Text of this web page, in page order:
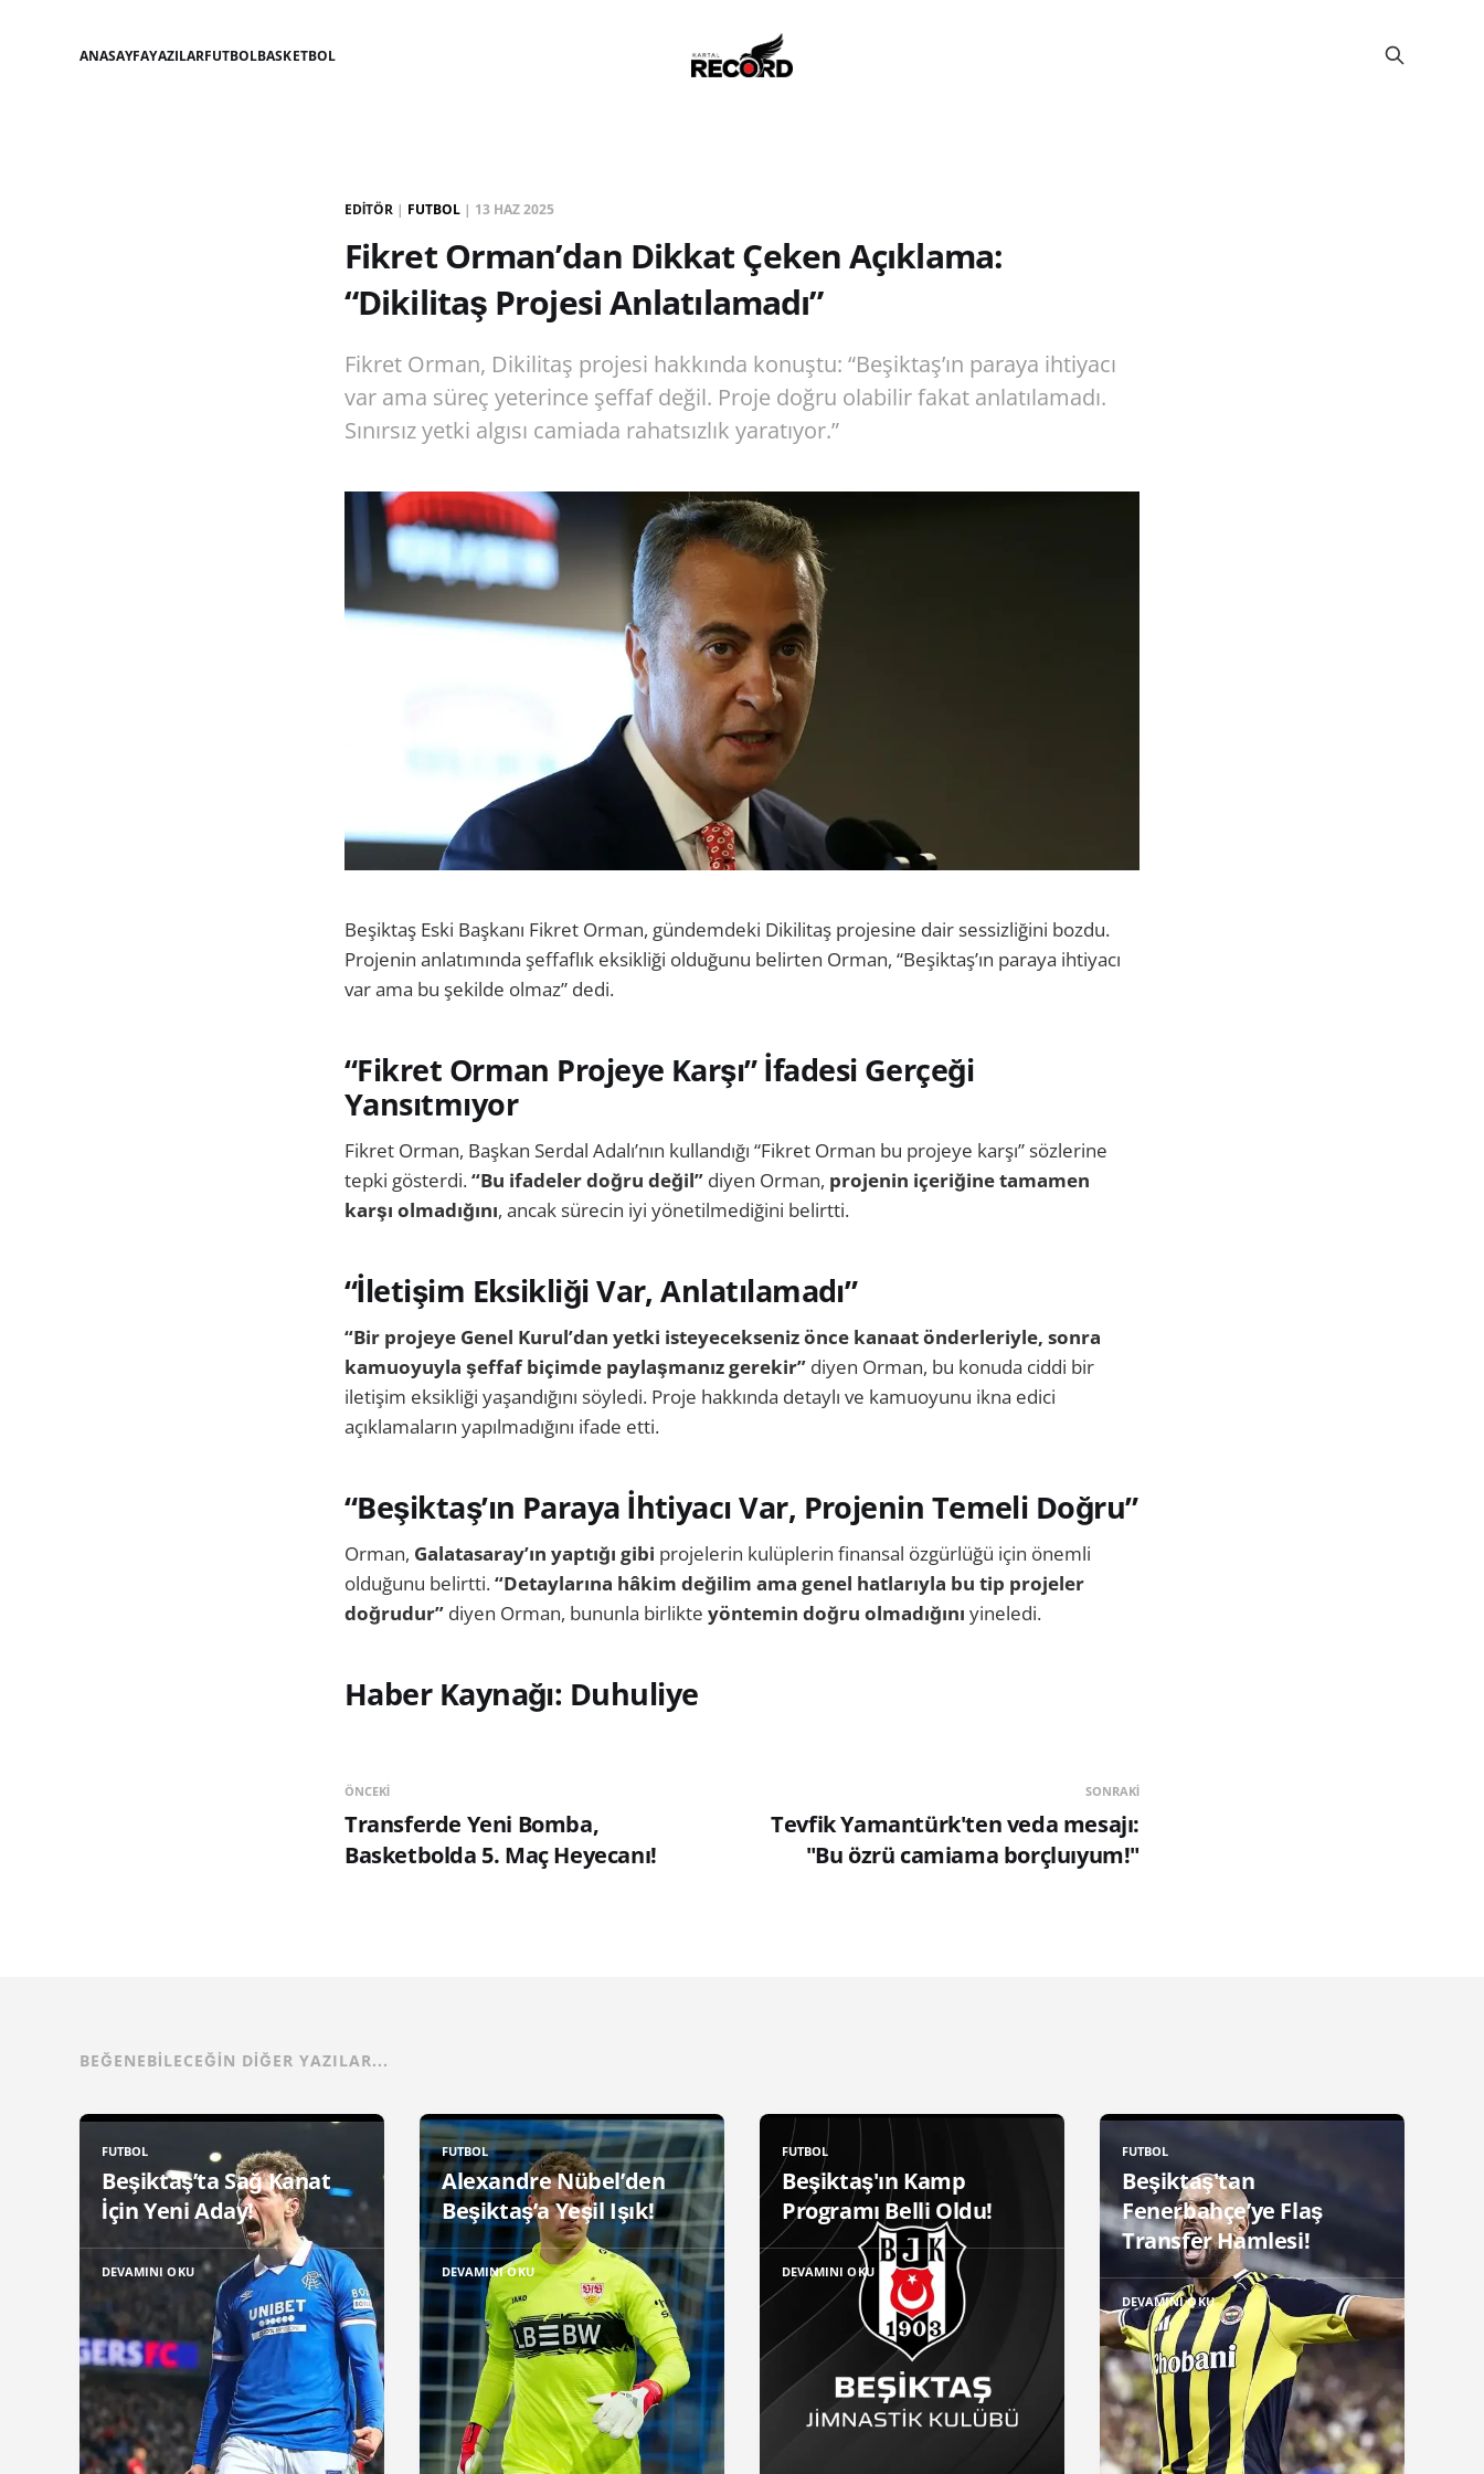
ANASAYFAYAZILARFUTBOLBASKETBOL
EDITÖR | FUTBOL | 13 HAZ 2025
Fikret Orman’dan Dikkat Çeken Açıklama:
“Dikilitaş Projesi Anlatılamadı”
Fikret Orman, Dikilitaş projesi hakkında konuştu: “Beşiktaş’ın paraya ihtiyacı
var ama süreç yeterince şeffaf değil. Proje doğru olabilir fakat anlatılamadı.
Sınırsız yetki algısı camiada rahatsızlık yaratıyor.”
Beşiktaş Eski Başkanı Fikret Orman, gündemdeki Dikilitaş projesine dair sessizliğini bozdu.
Projenin anlatımında şeffaflık eksikliği olduğunu belirten Orman, “Beşiktaş’ın paraya ihtiyacı
var ama bu şekilde olmaz” dedi.
“Fikret Orman Projeye Karşı” İfadesi Gerçeği
Yansıtmıyor
Fikret Orman, Başkan Serdal Adalı’nın kullandığı “Fikret Orman bu projeye karşı” sözlerine
tepki gösterdi.“Bu ifadeler doğru değil” diyen Orman, projenin içeriğine tamamen
karşı olmadığını, ancak sürecin iyi yönetilmediğini belirtti.
“İletişim Eksikliği Var, Anlatılamadı”
“Bir projeye Genel Kurul’dan yetki isteyecekseniz önce kanaat önderleriyle, sonra
kamuoyuyla şeffaf biçimde paylaşmanız gerekir” diyen Orman, bu konuda ciddi bir
iletişim eksikliği yaşandığını söyledi. Proje hakkında detaylı ve kamuoyunu ikna edici
açıklamaların yapılmadığını ifade etti.
“Beşiktaş’ın Paraya İhtiyacı Var, Projenin Temeli Doğru”
Orman, Galatasaray’ın yaptığı gibi projelerin kulüplerin finansal özgürlüğü için önemli
olduğunu belirtti.“Detaylarına hâkim değilim ama genel hatlarıyla bu tip projeler
doğrudur” diyen Orman, bununla birlikte yöntemin doğru olmadığını yineledi.
Haber Kaynağı: Duhuliye
ÖNCEKI
Transferde Yeni Bomba,
Basketbolda 5. Maç Heyecanı!
SONRAKI
Tevfik Yamantürk'ten veda mesajı:
"Bu özrü camiama borçluıyum!"
BEĞENEBILECEĞIN DIĞER YAZILAR...
FUTBOL
Beşiktaş’ta Sağ Kanat
İçin Yeni Aday!
DEVAMINI OKU
FUTBOL
Alexandre Nübel’den
Beşiktaş’a Yeşil Işık!
DEVAMINI OKU
FUTBOL
Beşiktaş'ın Kamp
Programı Belli Oldu!
DEVAMINI OKU
FUTBOL
Beşiktaş'tan
Fenerbahçe’ye Flaş
Transfer Hamlesi!
DEVAMINI OKU